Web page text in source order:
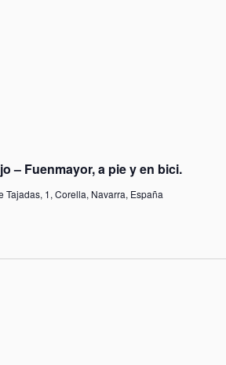
– Fuenmayor, a pie y en bici.
Tajadas, 1, Corella, Navarra, España